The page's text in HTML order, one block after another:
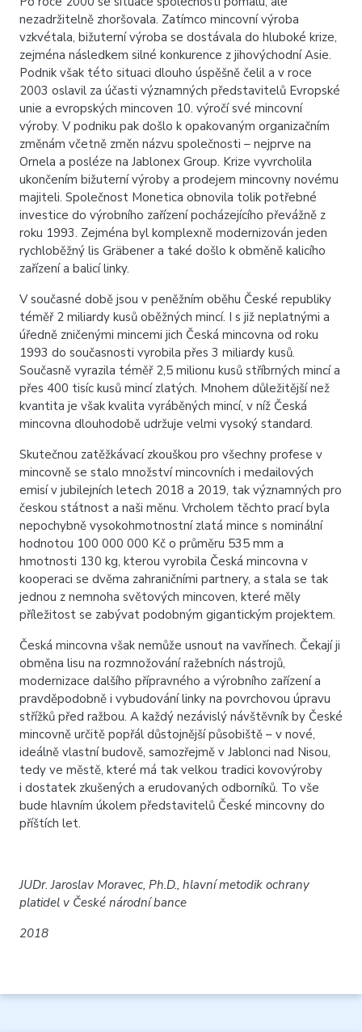
nezadržitelně zhoršovala. Zatímco mincovní výroba
vzkvétala, bižuterní výroba se dostávala do hluboké krize,
zejména následkem silné konkurence z jihovýchodní Asie.
Podnik však této situaci dlouho úspěšně čelil a v roce
2003 oslavil za účasti významných představitelů Evropské
unie a evropských mincoven 10. výročí své mincovní
výroby. V podniku pak došlo k opakovaným organizačním
změnám včetně změn názvu společnosti – nejprve na
Ornela a posléze na Jablonex Group. Krize vyvrcholila
ukončením bižuterní výroby a prodejem mincovny novému
majiteli. Společnost Monetica obnovila tolik potřebné
investice do výrobního zařízení pocházejícího převážně z
roku 1993. Zejména byl komplexně modernizován jeden
rychloběžný lis Gräbener a také došlo k obměně kalicího
zařízení a balicí linky.
V současné době jsou v peněžním oběhu České republiky
téměř 2 miliardy kusů oběžných mincí. I s již neplatnými a
úředně zničenými mincemi jich Česká mincovna od roku
1993 do současnosti vyrobila přes 3 miliardy kusů.
Současně vyrazila téměř 2,5 milionu kusů stříbrných mincí a
přes 400 tisíc kusů mincí zlatých. Mnohem důležitější než
kvantita je však kvalita vyráběných mincí, v níž Česká
mincovna dlouhodobě udržuje velmi vysoký standard.
Skutečnou zatěžkávací zkouškou pro všechny profese v
mincovně se stalo množství mincovních i medailových
emisí v jubilejních letech 2018 a 2019, tak významných pro
českou státnost a naši měnu. Vrcholem těchto prací byla
nepochybně vysokohmotnostní zlatá mince s nominální
hodnotou 100 000 000 Kč o průměru 535 mm a
hmotnosti 130 kg, kterou vyrobila Česká mincovna v
kooperaci se dvěma zahraničními partnery, a stala se tak
jednou z nemnoha světových mincoven, které měly
příležitost se zabývat podobným gigantickým projektem.
Česká mincovna však nemůže usnout na vavřínech. Čekají ji
obměna lisu na rozmnožování ražebních nástrojů,
modernizace dalšího přípravného a výrobního zařízení a
pravděpodobně i vybudování linky na povrchovou úpravu
střížků před ražbou. A každý nezávislý návštěvník by České
mincovně určitě popřál důstojnější působiště – v nové,
ideálně vlastní budově, samozřejmě v Jablonci nad Nisou,
tedy ve městě, které má tak velkou tradici kovovýroby
i dostatek zkušených a erudovaných odborníků. To vše
bude hlavním úkolem představitelů České mincovny do
příštích let.
JUDr. Jaroslav Moravec, Ph.D., hlavní metodik ochrany
platidel v České národní bance
2018